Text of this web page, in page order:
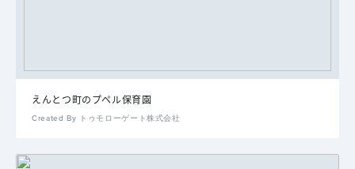
えんとつ町のプペル保育園
Created By トゥモローゲート株式会社